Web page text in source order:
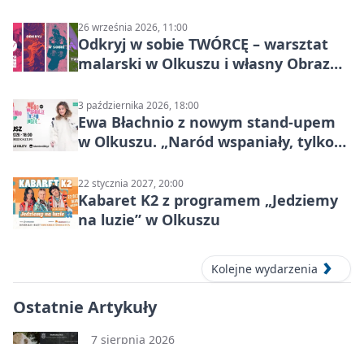
26 września 2026, 11:00
Odkryj w sobie TWÓRCĘ – warsztat
malarski w Olkuszu i własny Obraz
3 października 2026, 18:00
Ewa Błachnio z nowym stand-upem
w Olkuszu. „Naród wspaniały, tylko
22 stycznia 2027, 20:00
Kabaret K2 z programem „Jedziemy
na luzie” w Olkuszu
Kolejne wydarzenia
Ostatnie Artykuły
7 sierpnia 2026